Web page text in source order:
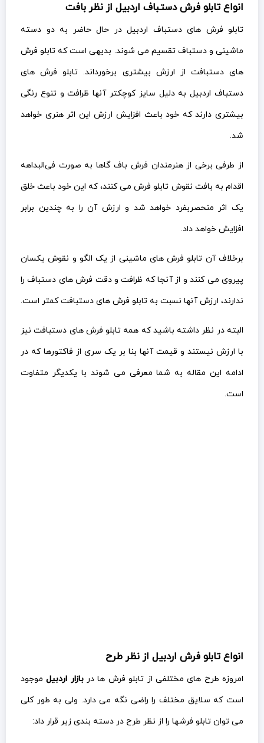
انواع تابلو فرش دستباف اردبیل از نظر بافت
تابلو فرش های دستباف اردبیل در حال حاضر به دو دسته
ماشینی و دستباف تقسیم می شوند. بدیهی است که تابلو فرش
های دستبافت از ارزش بیشتری برخورداند. تابلو فرش های
دستباف اردبیل به دلیل سایز کوچکتر آنها ظرافت و تنوع رنگی
بیشتری دارند که خود باعث افزایش ارزش این اثر هنری خواهد
شد.
از طرفی برخی از هنرمندان فرش باف گاها به صورت فی‌البداهه
اقدام به بافت نقوش تابلو فرش می کنند، که این خود باعث خلق
یک اثر منحصربفرد خواهد شد و ارزش آن را به چندین برابر
افزایش خواهد داد.
برخلاف آن تابلو فرش های ماشینی از یک الگو و نقوش یکسان
پیروی می کنند و از آنجا که ظرافت و دقت فرش های دستباف را
ندارند، ارزش آنها نسبت به تابلو فرش های دستبافت کمتر است.
البته در نظر داشته باشید که همه تابلو فرش های دستبافت نیز
با ارزش نیستند و قیمت آنها بنا بر یک سری از فاکتورها که در
ادامه این مقاله به شما معرفی می شوند با یکدیگر متفاوت
است.
انواع تابلو فرش اردبیل از نظر طرح
امروزه طرح های مختلفی از تابلو فرش ها دربازار اردبیل موجود
است که سلایق مختلف را راضی نگه می دارد. ولی به طور کلی
می توان تابلو فرشها را از نظر طرح در دسته بندی زیر قرار داد: